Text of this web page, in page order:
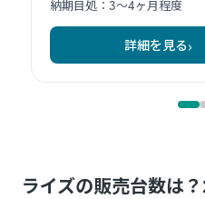
ライズの販売台数は